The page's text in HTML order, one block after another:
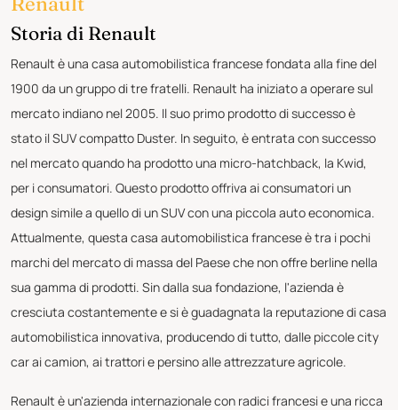
Storia di Renault
Renault è una casa automobilistica francese fondata alla fine del
1900 da un gruppo di tre fratelli. Renault ha iniziato a operare sul
mercato indiano nel 2005. Il suo primo prodotto di successo è
stato il SUV compatto Duster. In seguito, è entrata con successo
nel mercato quando ha prodotto una micro-hatchback, la Kwid,
per i consumatori. Questo prodotto offriva ai consumatori un
design simile a quello di un SUV con una piccola auto economica.
Attualmente, questa casa automobilistica francese è tra i pochi
marchi del mercato di massa del Paese che non offre berline nella
sua gamma di prodotti. Sin dalla sua fondazione, l'azienda è
cresciuta costantemente e si è guadagnata la reputazione di casa
automobilistica innovativa, producendo di tutto, dalle piccole city
car ai camion, ai trattori e persino alle attrezzature agricole.
Renault è un'azienda internazionale con radici francesi e una ricca